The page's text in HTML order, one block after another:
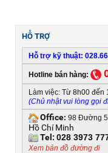
HỖ TRỢ
Hỗ trợ kỹ thuật:
Hotline bán hàng:
Làm việc: Từ 8h00 đến
(Chủ nhật vui lòng gọi
Office: 98 Đường
Hồ Chí Minh
Tel: 028 3973
Xem bản đồ đường đi